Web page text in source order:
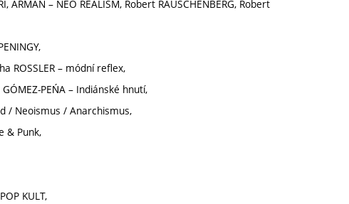
ARMAN – NEO REALISM, Robert RAUSCHENBERG, Robert
ROSSLER – módní reflex,
PEŃA – Indiánské hnutí,
/ Neoismus / Anarchismus,
& Punk,
KULT,